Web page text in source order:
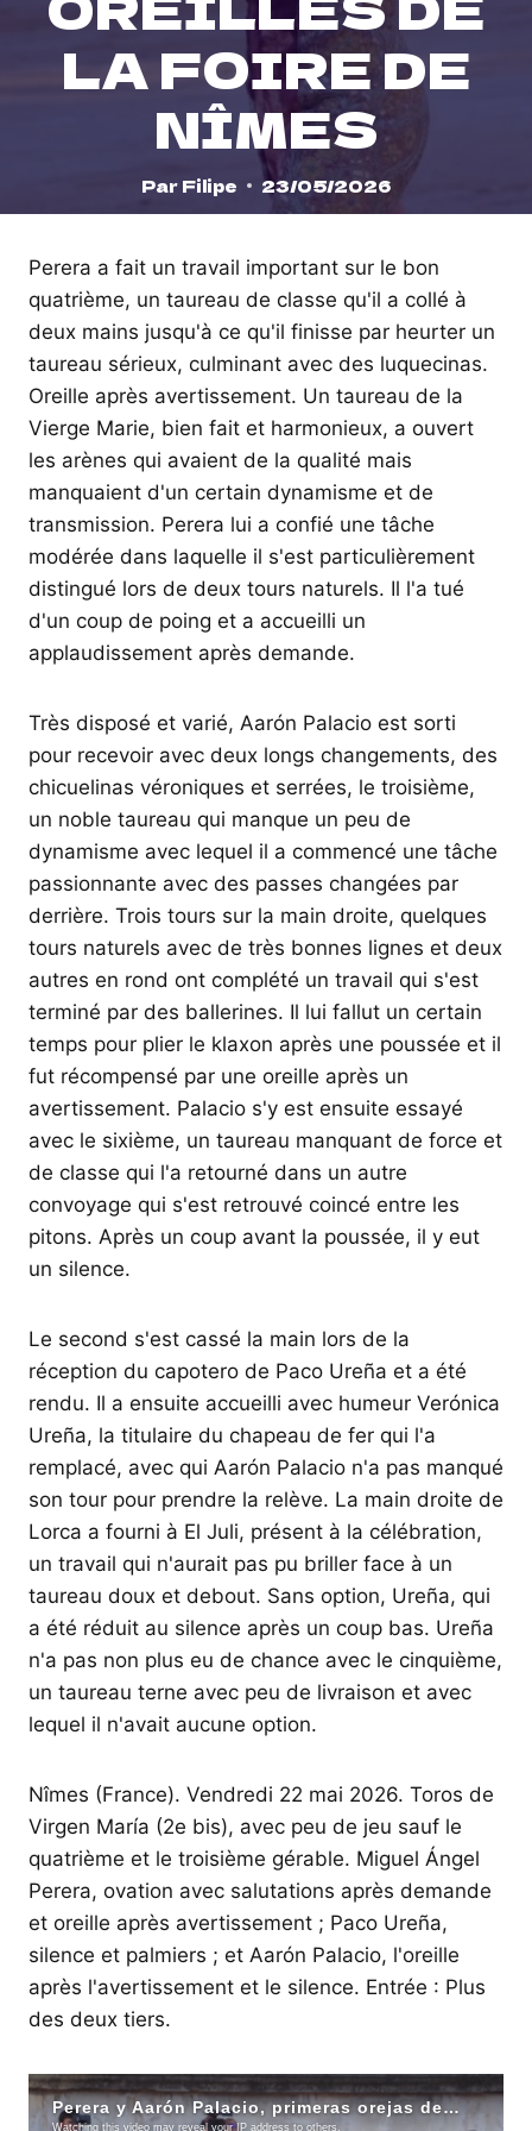
LA FOIRE DE
NÎMES
Par Filipe 23/05/2026
Perera a fait un travail important sur le bon
quatrième, un taureau de classe qu'il a collé à
deux mains jusqu'à ce qu'il finisse par heurter un
taureau sérieux, culminant avec des luquecinas.
Oreille après avertissement. Un taureau de la
Vierge Marie, bien fait et harmonieux, a ouvert
les arènes qui avaient de la qualité mais
manquaient d'un certain dynamisme et de
transmission. Perera lui a confié une tâche
modérée dans laquelle il s'est particulièrement
distingué lors de deux tours naturels. Il l'a tué
d'un coup de poing et a accueilli un
applaudissement après demande.
Très disposé et varié, Aarón Palacio est sorti
pour recevoir avec deux longs changements, des
chicuelinas véroniques et serrées, le troisième,
un noble taureau qui manque un peu de
dynamisme avec lequel il a commencé une tâche
passionnante avec des passes changées par
derrière. Trois tours sur la main droite, quelques
tours naturels avec de très bonnes lignes et deux
autres en rond ont complété un travail qui s'est
terminé par des ballerines. Il lui fallut un certain
temps pour plier le klaxon après une poussée et il
fut récompensé par une oreille après un
avertissement. Palacio s'y est ensuite essayé
avec le sixième, un taureau manquant de force et
de classe qui l'a retourné dans un autre
convoyage qui s'est retrouvé coincé entre les
pitons. Après un coup avant la poussée, il y eut
un silence.
Le second s'est cassé la main lors de la
réception du capotero de Paco Ureña et a été
rendu. Il a ensuite accueilli avec humeur Verónica
Ureña, la titulaire du chapeau de fer qui l'a
remplacé, avec qui Aarón Palacio n'a pas manqué
son tour pour prendre la relève. La main droite de
Lorca a fourni à El Juli, présent à la célébration,
un travail qui n'aurait pas pu briller face à un
taureau doux et debout. Sans option, Ureña, qui
a été réduit au silence après un coup bas. Ureña
n'a pas non plus eu de chance avec le cinquième,
un taureau terne avec peu de livraison et avec
lequel il n'avait aucune option.
Nîmes (France). Vendredi 22 mai 2026. Toros de
Virgen María (2e bis), avec peu de jeu sauf le
quatrième et le troisième gérable. Miguel Ángel
Perera, ovation avec salutations après demande
et oreille après avertissement ; Paco Ureña,
silence et palmiers ; et Aarón Palacio, l'oreille
après l'avertissement et le silence. Entrée : Plus
des deux tiers.